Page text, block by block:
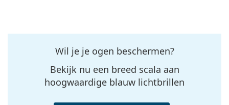
Wil je je ogen beschermen?
Bekijk nu een breed scala aan
hoogwaardige blauw lichtbrillen